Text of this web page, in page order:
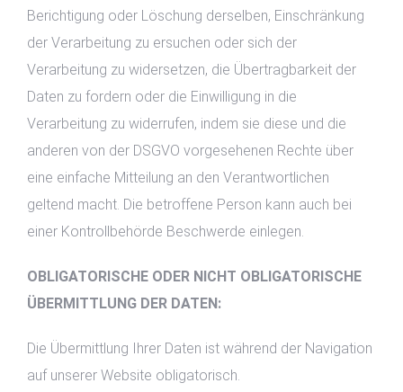
Berichtigung oder Löschung derselben, Einschränkung
der Verarbeitung zu ersuchen oder sich der
Verarbeitung zu widersetzen, die Übertragbarkeit der
Daten zu fordern oder die Einwilligung in die
Verarbeitung zu widerrufen, indem sie diese und die
anderen von der DSGVO vorgesehenen Rechte über
eine einfache Mitteilung an den Verantwortlichen
geltend macht. Die betroffene Person kann auch bei
einer Kontrollbehörde Beschwerde einlegen.
OBLIGATORISCHE ODER NICHT OBLIGATORISCHE
ÜBERMITTLUNG DER DATEN:
Die Übermittlung Ihrer Daten ist während der Navigation
auf unserer Website obligatorisch.